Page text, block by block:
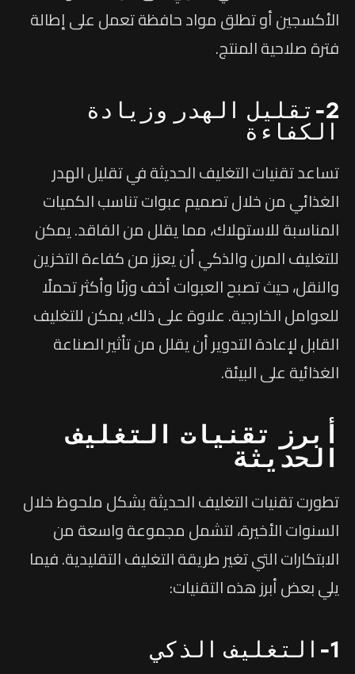
الأكسجين أو تطلق مواد حافظة تعمل على إطالة
فترة صلاحية المنتج.
2-تقليل الهدر وزيادة
الكفاءة
تساعد تقنيات التغليف الحديثة في تقليل الهدر
الغذائي من خلال تصميم عبوات تناسب الكميات
المناسبة للاستهلاك، مما يقلل من الفاقد. يمكن
للتغليف المرن والذكي أن يعزز من كفاءة التخزين
والنقل، حيث تصبح العبوات أخف وزنًا وأكثر تحملًا
للعوامل الخارجية. علاوة على ذلك، يمكن للتغليف
القابل لإعادة التدوير أن يقلل من تأثير الصناعة
الغذائية على البيئة.
أبرز تقنيات التغليف
الحديثة
تطورت تقنيات التغليف الحديثة بشكل ملحوظ خلال
السنوات الأخيرة، لتشمل مجموعة واسعة من
الابتكارات التي تغير طريقة التغليف التقليدية. فيما
يلي بعض أبرز هذه التقنيات:
1-التغليف الذكي